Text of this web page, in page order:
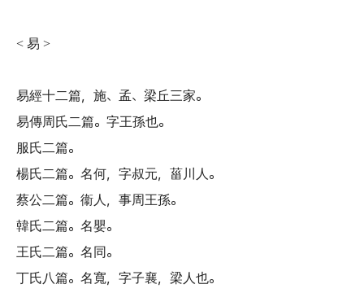
< 易 >
易經十二篇， 施、 孟、 梁丘三家。
易傳周氏二篇。 字王孫也。
服氏二篇。
楊氏二篇。 名何， 字叔元， 菑川人。
蔡公二篇。 衞人， 事周王孫。
韓氏二篇。 名嬰。
王氏二篇。 名同。
丁氏八篇。 名寬， 字子襄， 梁人也。